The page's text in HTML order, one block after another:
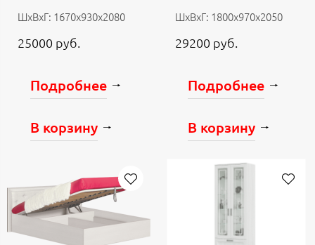
ШхВхГ: 1670х930х2080
25000 руб.
Подробнее
В корзину
ШхВхГ: 1800х970х2050
29200 руб.
Подробнее
В корзину